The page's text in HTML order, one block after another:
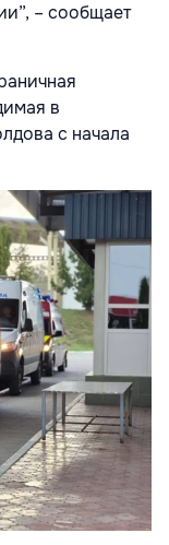
– сообщает
в
с начала